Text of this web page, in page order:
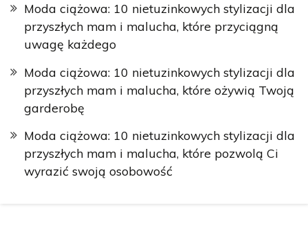
Moda ciążowa: 10 nietuzinkowych stylizacji dla
przyszłych mam i malucha, które przyciągną
uwagę każdego
Moda ciążowa: 10 nietuzinkowych stylizacji dla
przyszłych mam i malucha, które ożywią Twoją
garderobę
Moda ciążowa: 10 nietuzinkowych stylizacji dla
przyszłych mam i malucha, które pozwolą Ci
wyrazić swoją osobowość